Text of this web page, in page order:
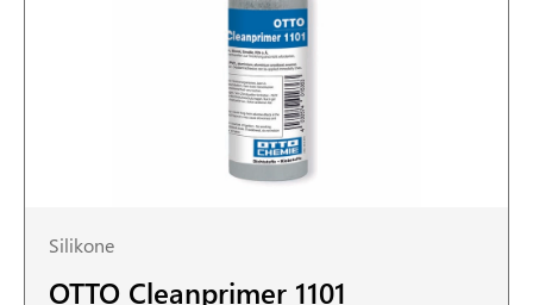
Silikone
OTTO Cleanprimer 1101